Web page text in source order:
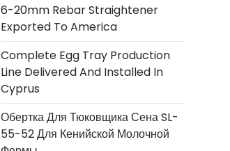
6-20mm Rebar Straightener
Exported To America
Complete Egg Tray Production
Line Delivered And Installed In
Cyprus
Обертка Для Тюковщика Сена SL-
55-52 Для Кенийской Молочной